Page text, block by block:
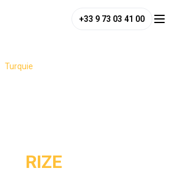
+33 9 73 03 41 00
Turquie
RIZE